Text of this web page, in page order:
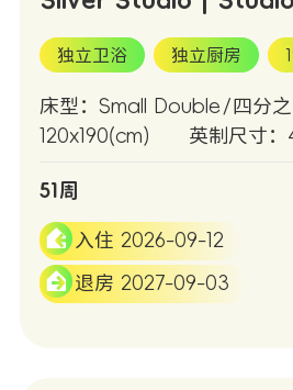
独立卫浴 独立厨房
床型：Small Double/四分之
120x190(cm)
英制尺寸：
51周
入住 2026-09-12
退房 2027-09-03